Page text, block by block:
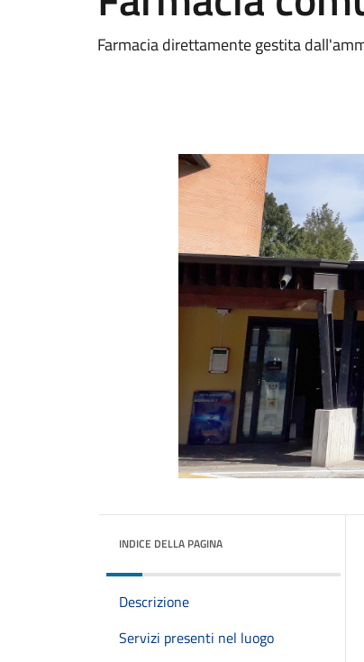
Farmacia direttamente gestita
INDICE DELLA PAGINA
Descrizione
Servizi presenti nel luogo